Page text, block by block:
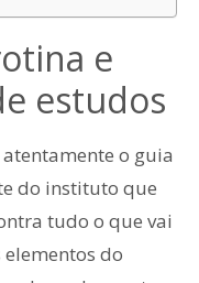
e
estudos
o guia
do instituto que
tudo o que vai
do